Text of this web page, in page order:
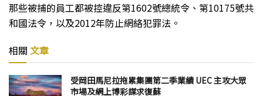
那些被捕的員工都被控違反第1602號總統令、第10175號共
和國法令，以及2012年防止網絡犯罪法。
相關 文章
受岡田馬尼拉拖累集團第二季業績 UEC 主攻大眾
市場及網上博彩謀求復蘇